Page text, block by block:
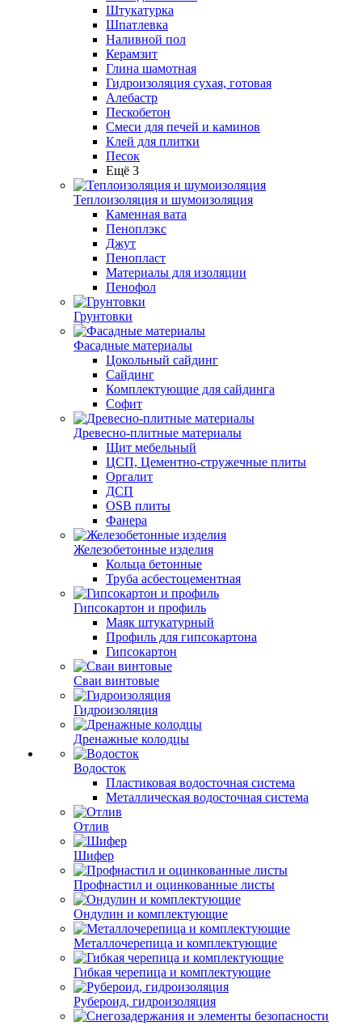
Штукатурка
Шпатлевка
Наливной пол
Керамзит
Глина шамотная
Гидроизоляция сухая, готовая
Алебастр
Пескобетон
Смеси для печей и каминов
Клей для плитки
Песок
Ещё 3
Теплоизоляция и шумоизоляция
Каменная вата
Пеноплэкс
Джут
Пенопласт
Материалы для изоляции
Пенофол
Грунтовки
Фасадные материалы
Цокольный сайдинг
Сайдинг
Комплектующие для сайдинга
Софит
Древесно-плитные материалы
Щит мебельный
ЦСП, Цементно-стружечные плиты
Оргалит
ДСП
OSB плиты
Фанера
Железобетонные изделия
Кольца бетонные
Труба асбестоцементная
Гипсокартон и профиль
Маяк штукатурный
Профиль для гипсокартона
Гипсокартон
Сваи винтовые
Гидроизоляция
Дренажные колодцы
Водосток
Пластиковая водосточная система
Металлическая водосточная система
Отлив
Шифер
Профнастил и оцинкованные листы
Ондулин и комплектующие
Металлочерепица и комплектующие
Гибкая черепица и комплектующие
Рубероид, гидроизоляция